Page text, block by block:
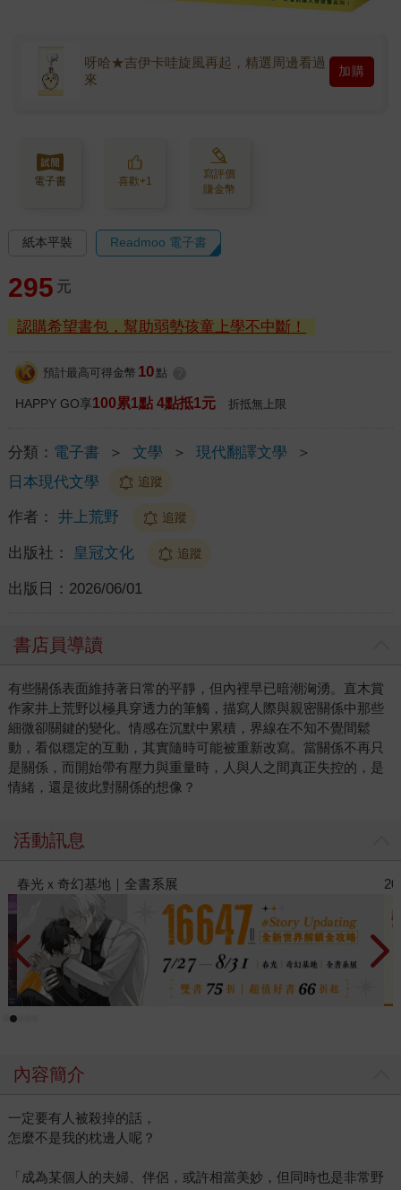
呀哈★吉伊卡哇旋風再起，精選周邊看過
來
加購
電子書 喜歡+1
寫評價
賺金幣
紙本平裝 Readmoo 電子書
295 元
認購希望書包，幫助弱勢孩童上學不中斷！
預計最高可得金幣 10 點
HAPPY GO享100累1點 4點抵1元 折抵無上限
分類： 電子書 ＞ 文學 ＞ 現代翻譯文學
＞
日本現代文學
追蹤
作者： 井上荒野 追蹤
出版社： 皇冠文化 追蹤
出版日： 2026/06/01
書店員導讀
有些關係表面維持著日常的平靜，但內裡早已暗潮洶湧。直木賞
作家井上荒野以極具穿透力的筆觸，描寫人際與親密關係中那些
細微卻關鍵的變化。情感在沉默中累積，界線在不知不覺間鬆
動，看似穩定的互動，其實隨時可能被重新改寫。當關係不再只
是關係，而開始帶有壓力與重量時，人與人之間真正失控的，是
情緒，還是彼此對關係的想像？
活動訊息
2026金石堂暑假漫博〈你好，我吃一點〉第二波
內容簡介
一定要有人被殺掉的話，
怎麼不是我的枕邊人呢？
「成為某個人的夫婦、伴侶，或許相當美妙，但同時也是非常野